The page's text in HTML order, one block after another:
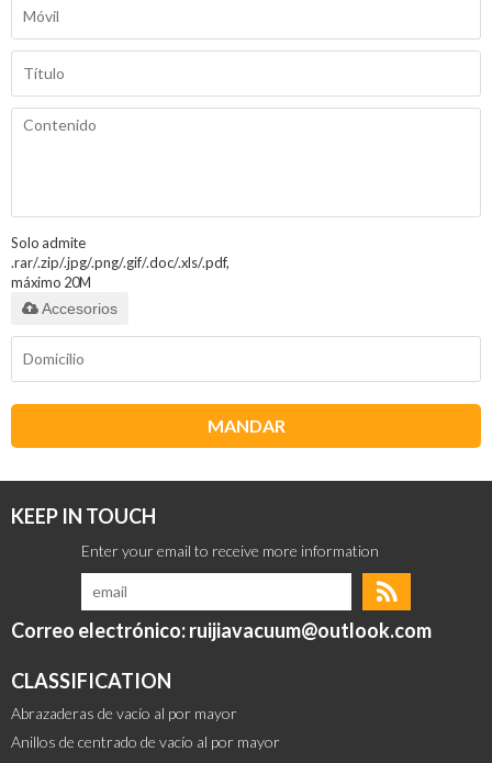
Solo admite
.rar/.zip/.jpg/.png/.gif/.doc/.xls/.pdf,
máximo 20M
Accesorios
MANDAR
KEEP IN TOUCH
Correo electrónico: ruijiavacuum@outlook.com
CLASSIFICATION
Abrazaderas de vacío al por mayor
Anillos de centrado de vacío al por mayor